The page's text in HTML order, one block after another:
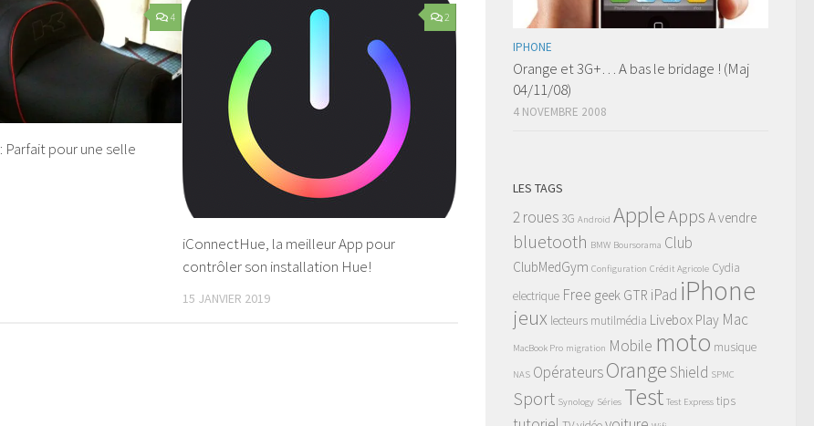
4
Parfait pour une selle
2
iConnectHue, la meilleur App pour
contrôler son installation Hue!
15 JANVIER 2019
IPHONE
Orange et 3G+… A bas le bridage ! (Maj
04/11/08)
4 NOVEMBRE 2008
LES TAGS
2 roues 3G Android AppleApps A vendre
bluetooth BMW Boursorama Club
ClubMedGym Configuration Crédit Agricole Cydia
electrique Free geek GTR iPad iPhone
jeux lecteurs mutilmédia Livebox Play Mac
MacBook Pro migration Mobile moto musique
NAS OpérateursOrangeShield SPMC
Sport Synology Séries Test Test Express tips